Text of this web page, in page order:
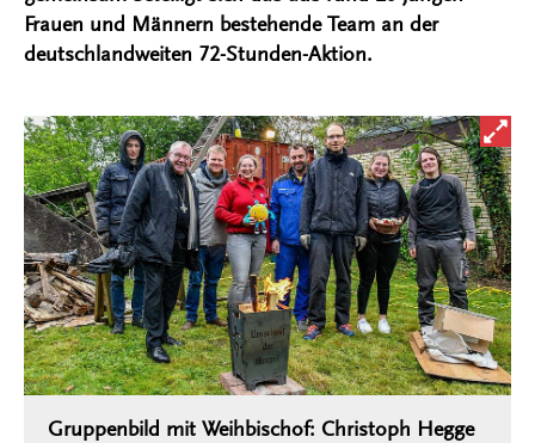
Frauen und Männern bestehende Team an der
deutschlandweiten 72-Stunden-Aktion.
Bild
Gruppenbild mit Weihbischof: Christoph Hegge